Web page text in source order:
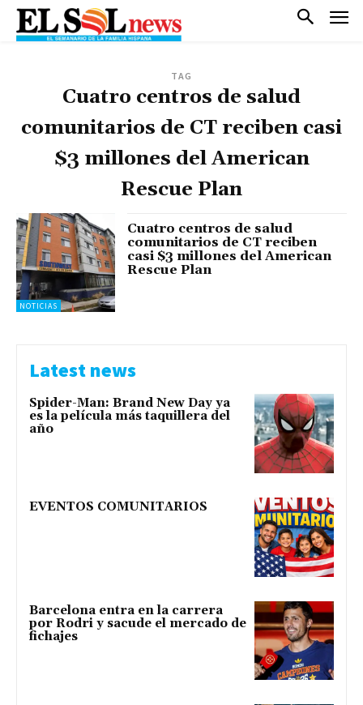
TAG
Cuatro centros de salud
comunitarios de CT reciben casi
$3 millones del American
Rescue Plan
NOTICIAS
Cuatro centros de salud
comunitarios de CT reciben
casi $3 millones del American
Rescue Plan
Latest news
Spider-Man: Brand New Day ya
es la película más taquillera del
año
EVENTOS COMUNITARIOS
Barcelona entra en la carrera
por Rodri y sacude el mercado de
fichajes